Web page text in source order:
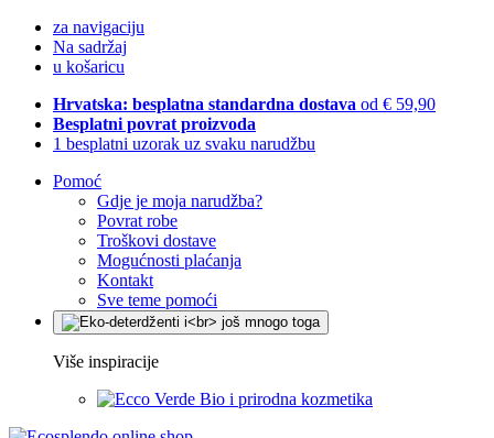
za navigaciju
Na sadržaj
u košaricu
Hrvatska: besplatna standardna dostava od € 59,90
Besplatni povrat proizvoda
1 besplatni uzorak uz svaku narudžbu
Pomoć
Gdje je moja narudžba?
Povrat robe
Troškovi dostave
Mogućnosti plaćanja
Kontakt
Sve teme pomoći
Više inspiracije
Bio i prirodna kozmetika